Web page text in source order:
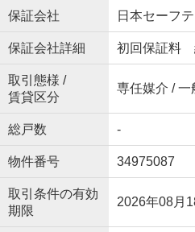
保証会社 日本セーフ
保証会社詳細 初回保証料
取引態様 /
賃貸区分
専任媒介 / 一
総戸数 -
物件番号 34975087
取引条件の有効
期限
2026年08月